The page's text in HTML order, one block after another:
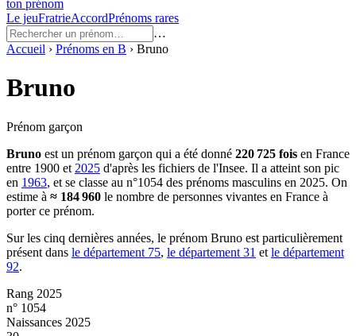
ton prénom
Le jeuFratrieAccordPrénoms rares
…
Accueil › Prénoms en B › Bruno
Bruno
Prénom garçon
Bruno est un prénom garçon qui a été donné 220 725 fois en France
entre 1900 et 2025 d'après les fichiers de l'Insee. Il a atteint son pic
en 1963, et se classe au n°1054 des prénoms masculins en 2025. On
estime à ≈ 184 960 le nombre de personnes vivantes en France à
porter ce prénom.
Sur les cinq dernières années, le prénom Bruno est particulièrement
présent dans le département 75, le département 31 et le département
92.
Rang 2025
n° 1054
Naissances 2025